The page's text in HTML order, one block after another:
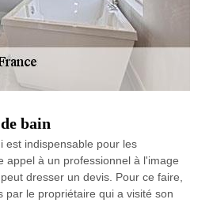
bain
est indispensable pour les
appel à un professionnel à l'image
dresser un devis. Pour ce faire,
par le propriétaire qui a visité son